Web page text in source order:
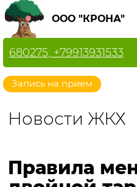
ООО "КРОНА"
Запись на прием
680275, +79913931533
Новости ЖКХ
Правила